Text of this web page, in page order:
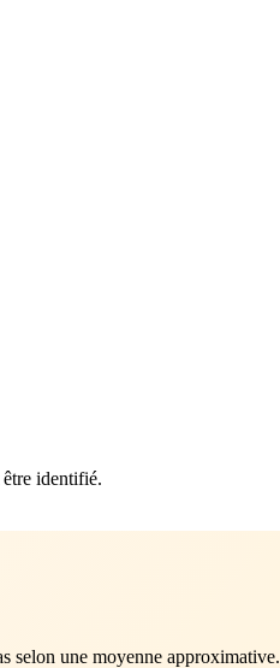
identifié.
selon une moyenne approximative.